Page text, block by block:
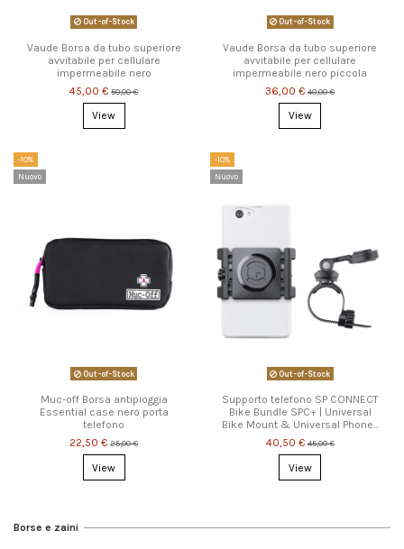
Out-of-Stock
Vaude Borsa da tubo superiore
avvitabile per cellulare
impermeabile nero
45,00 € 50,00 €
View
Out-of-Stock
Vaude Borsa da tubo superiore
avvitabile per cellulare
impermeabile nero piccola
36,00 € 40,00 €
View
-10%
Nuovo
Out-of-Stock
Muc-off Borsa antipioggia
Essential case nero porta
telefono
22,50 € 25,00 €
View
-10%
Nuovo
Out-of-Stock
Supporto telefono SP CONNECT
Bike Bundle SPC+ | Universal
Bike Mount & Universal Phone...
40,50 € 45,00 €
View
Borse e zaini